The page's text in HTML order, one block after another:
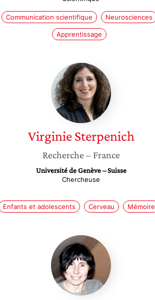
Communication scientifique Neurosciences
Apprentissage
Virginie
Sterpenich
Virginie Sterpenich
Recherche – France
Université de Genève – Suisse
Chercheuse
Enfants et adolescents Cerveau Mémoire
Monjaret
Anne